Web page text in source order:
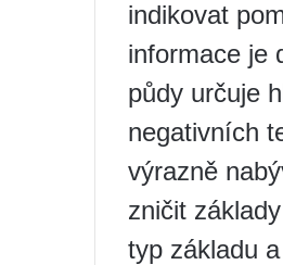
indikovat
informace je
půdy určuje
negativních
výrazně
zničit
typ základu